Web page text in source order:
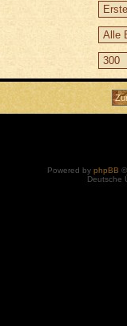
Powered by phpBB
Deutsche